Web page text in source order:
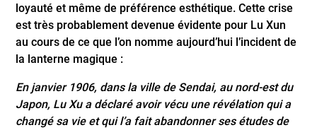
loyauté et même de préférence esthétique. Cette crise
est très probablement devenue évidente pour Lu Xun
au cours de ce que l’on nomme aujourd’hui l’incident de
la lanterne magique :
En janvier 1906, dans la ville de Sendai, au nord-est du
Japon, Lu Xu a déclaré avoir vécu une révélation qui a
changé sa vie et qui l’a fait abandonner ses études de